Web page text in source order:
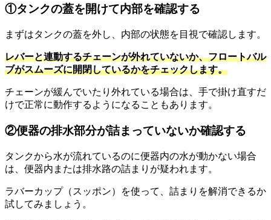
①タンクの蓋を開けて内部を確認する
まずはタンクの蓋を外し、内部の状態を目視で確認します。
レバーと連動するチェーンが外れていないか、フロートバル
ブがスムーズに開閉しているかをチェックします。
チェーンが緩んでいたり外れている場合は、手で掛け直すだ
けで正常に動作するようになることもあります。
②便器の排水部分が詰まっていないか確認する
タンクから水が流れているのに便器内の水が動かない場合
は、便器内または排水路の詰まりが疑われます。
ラバーカップ（スッポン）を使って、詰まりを解消できるか
試してみましょう。